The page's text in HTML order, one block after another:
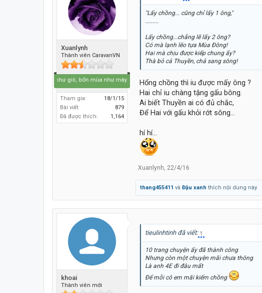
Xuanlynh
Thành viên CaravanVN
Bốn mùa như gió, bốn mùa như mây...
Tham gia:
18/1/15
Bài viết:
879
Đã được thích:
1,164
"Lấy chồng... cũng chỉ lấy 1 ông,"
.........
Lấy chồng...chẳng lẽ lấy 2 ông?
Có mà lạnh lẽo tựa Mùa Đông!
Hai mà chịu được kiếp chung ấy?
Thà bỏ cả Thuyền, chả sang sông!
Hổng chồng thì iu được mấy ông ?
Hai chỉ iu chàng tặng gấu bông.
Ai biết Thuyền ai có đủ chắc,
Để Hai với gấu khỏi rớt sông...
hí hí...
Xuanlynh 22/4/16
thang455411 và Đậu xanh thích nội dung này.
khoai
Thành viên mới
tieulinhtinh đã viết: ↑
10 trang chuyện ấy đã thành công
Nhưng còn một chuyện mãi chưa thông
Là anh 4E đi đâu mất
Để mỗi cô em mãi kiếm chồng